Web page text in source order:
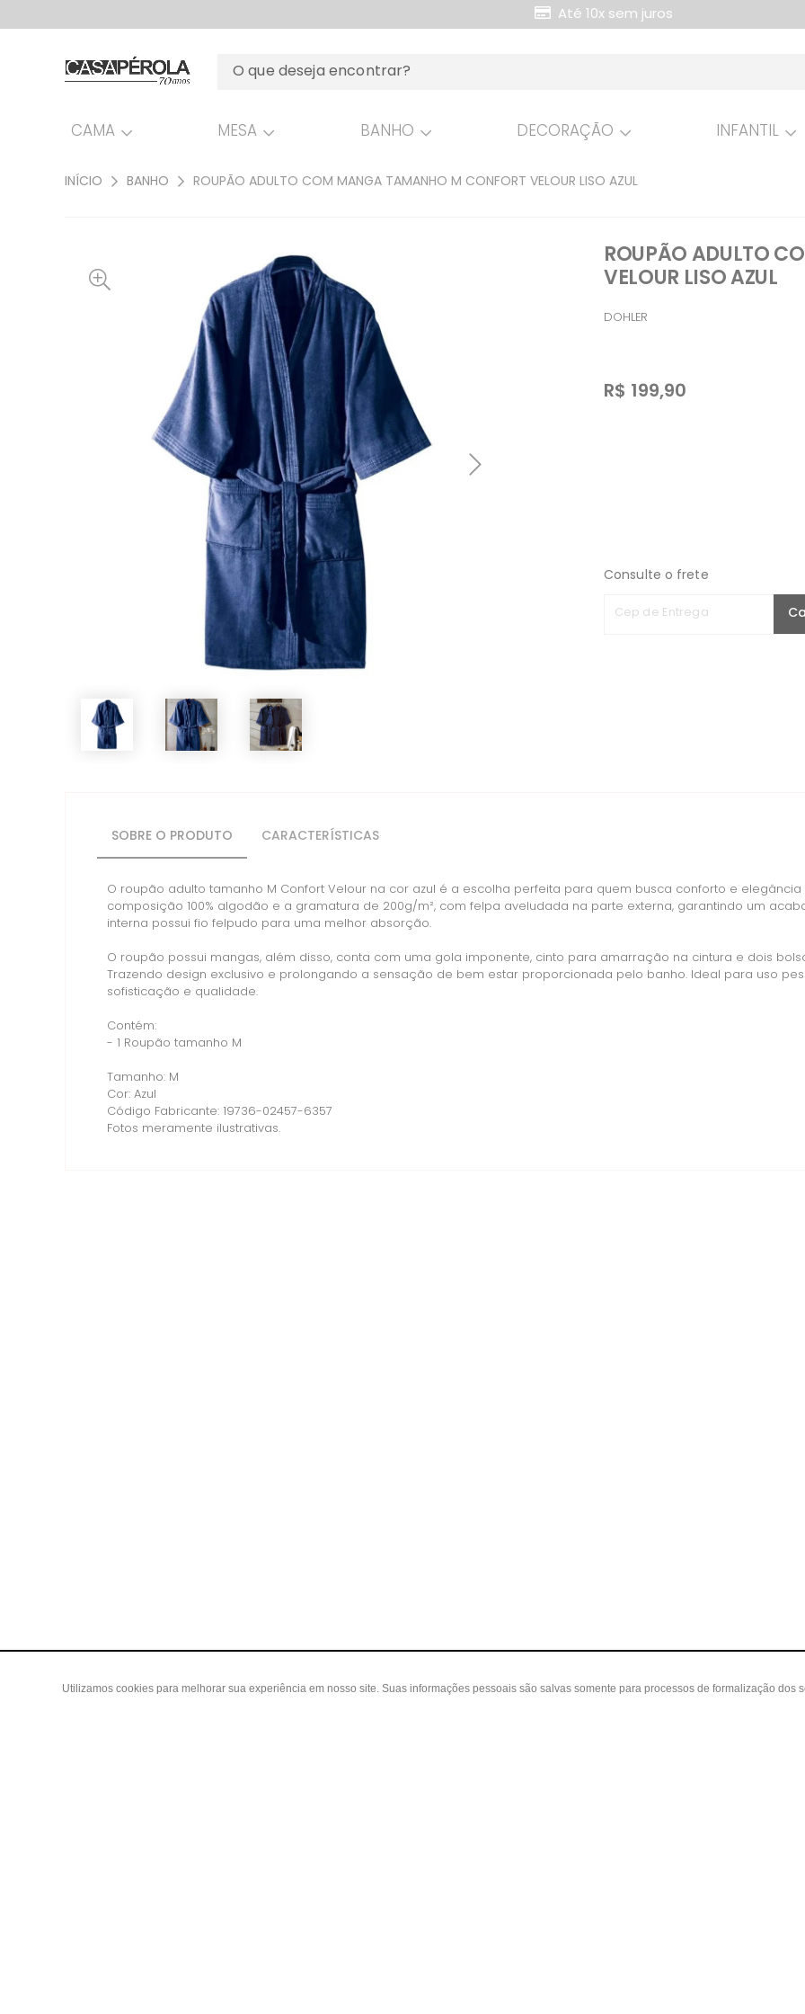
Até 10x sem juros
Retire Grátis na loja
CAMA MESA BANHO DECORAÇÃO INFANTIL
INÍCIO BANHO ROUPÃO ADULTO COM MANGA TAMANHO M CONFORT VELOUR LISO AZUL
ROUPÃO ADULTO
VELOUR LISO AZUL
DOHLER
R$ 199,90
Consulte o frete
Cep de Entrega
SOBRE O PRODUTO CARACTERÍSTICAS
O roupão adulto tamanho M Confort Velour na cor azul é a escolha perfeita para quem busca conforto e
composição 100% algodão e a gramatura de 200g/m², com felpa aveludada na parte externa, garantindo um
interna possui fio felpudo para uma melhor absorção.
O roupão possui mangas, além disso, conta com uma gola imponente, cinto para amarração na cintura e dois
Trazendo design exclusivo e prolongando a sensação de bem estar proporcionada pelo banho. Ideal para uso
sofisticação e qualidade.
Contém:
- 1 Roupão tamanho M
Tamanho: M
Cor: Azul
Código Fabricante: 19736-02457-6357
Fotos meramente ilustrativas.
Utilizamos cookies para melhorar sua experiência em nosso site. Suas informações pessoais são salvas somente para processos de formalização dos